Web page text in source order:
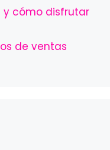
y cómo disfrutar
de ventas